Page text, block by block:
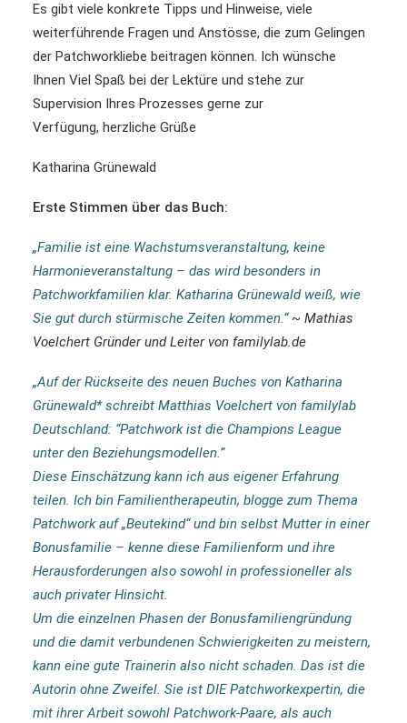
Es gibt viele konkrete Tipps und Hinweise, viele
weiterführende Fragen und Anstösse, die zum Gelingen
der Patchworkliebe beitragen können. Ich wünsche
Ihnen Viel Spaß bei der Lektüre und stehe zur
Supervision Ihres Prozesses gerne zur
Verfügung, herzliche Grüße
Katharina Grünewald
Erste Stimmen über das Buch:
„Familie ist eine Wachstumsveranstaltung, keine
Harmonieveranstaltung – das wird besonders in
Patchworkfamilien klar. Katharina Grünewald weiß, wie
Sie gut durch stürmische Zeiten kommen.“~ Mathias
Voelchert Gründer und Leiter von familylab.de
„Auf der Rückseite des neuen Buches von Katharina
Grünewald* schreibt Matthias Voelchert von familylab
Deutschland: “Patchwork ist die Champions League
unter den Beziehungsmodellen.”
Diese Einschätzung kann ich aus eigener Erfahrung
teilen. Ich bin Familientherapeutin, blogge zum Thema
Patchwork auf „Beutekind“ und bin selbst Mutter in einer
Bonusfamilie – kenne diese Familienform und ihre
Herausforderungen also sowohl in professioneller als
auch privater Hinsicht.
Um die einzelnen Phasen der Bonusfamiliengründung
und die damit verbundenen Schwierigkeiten zu meistern,
kann eine gute Trainerin also nicht schaden. Das ist die
Autorin ohne Zweifel. Sie ist DIE Patchworkexpertin, die
mit ihrer Arbeit sowohl Patchwork-Paare, als auch